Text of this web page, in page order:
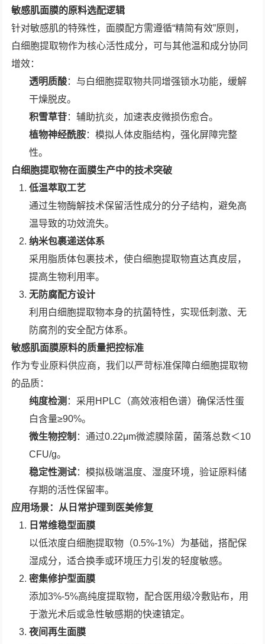
敏感肌面膜的原料选配逻辑
针对敏感肌的特殊性，面膜配方需遵循“精简有效”原则，
白细胞提取物作为核心活性成分，可与其他温和成分协同
增效：
透明质酸：与白细胞提取物共同增强锁水功能，缓解
干燥脱皮。
积雪草苷：辅助抗炎，加速表皮微损伤愈合。
植物神经酰胺：模拟人体皮脂结构，强化屏障完整
性。
白细胞提取物在面膜生产中的技术突破
低温萃取工艺
通过生物酶解技术保留活性成分的分子结构，避免高
温导致的功效流失。
纳米包裹递送体系
采用脂质体包裹技术，使白细胞提取物直达真皮层，
提高生物利用率。
无防腐配方设计
利用白细胞提取物本身的抗菌特性，实现低刺激、无
防腐剂的安全配方体系。
敏感肌面膜原料的质量把控标准
作为专业原料供应商，我们以严苛标准保障白细胞提取物
的品质：
纯度检测 ：采用HPLC（高效液相色谱）确保活性蛋
白含量≥90%。
微生物控制 ：通过0.22μm微滤膜除菌，菌落总数＜10
CFU/g。
稳定性测试：模拟极端温度、湿度环境，验证原料储
存期的活性保留率。
应用场景：从日常护理到医美修复
日常维稳型面膜
以低浓度白细胞提取物（0.5%-1%）为基础，搭配保
湿成分，适合换季或环境压力引发的轻度敏感。
密集修护型面膜
添加3%-5%高纯度提取物，配合医用级冷敷贴布，用
于激光术后或急性敏感期的快速镇定。
夜间再生面膜